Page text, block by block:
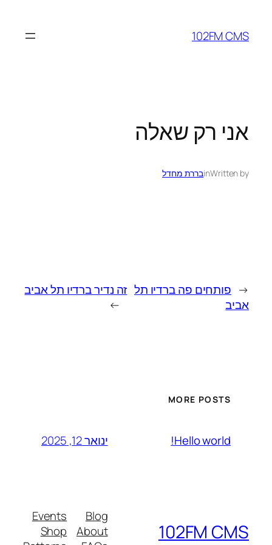
102FM CMS
אני רק שאלה
Written by
inבררת מחדל
← פותחים פה ברדיו תל
אביב
זה נדיר ברדיו תל אביב
→
MORE POSTS
Hello world! ינואר 12, 2025
102FM CMS
Blog
About
Events
Shop